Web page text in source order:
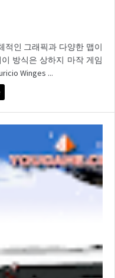
적인 그래픽과 다양한 맵이
방식은 상하지 마작 게임
Winges ...